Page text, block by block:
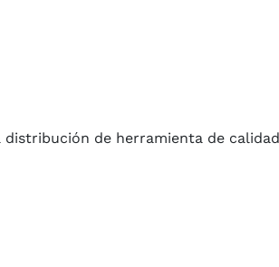
distribución de herramienta de